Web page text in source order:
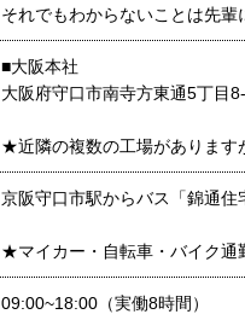
それでもわからないことは先
■大阪本社
大阪府守口市南寺方東通5丁目
★近隣の複数の工場があります
京阪守口市駅からバス「錦通
★マイカー・自転車・バイク通
09:00~18:00（実働8時間）